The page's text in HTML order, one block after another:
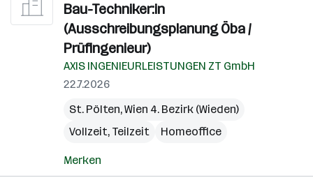
Bau-Techniker:in
(Ausschreibungsplanung Öba /
Prüfingenieur)
AXIS INGENIEURLEISTUNGEN ZT GmbH
22.7.2026
St. Pölten,Wien 4. Bezirk (Wieden)
Vollzeit, Teilzeit
Homeoffice
Merken